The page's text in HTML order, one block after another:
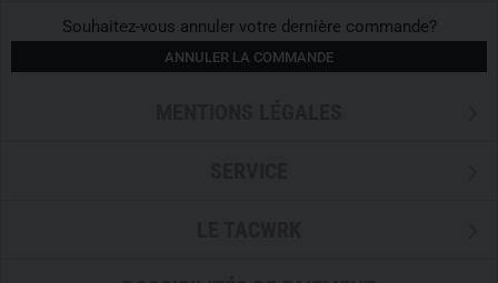
Souhaitez-vous annuler votre dernière commande?
ANNULER LA COMMANDE